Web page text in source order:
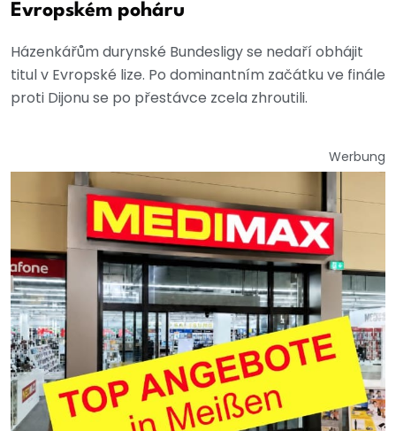
Evropském poháru
Házenkářům durynské Bundesligy se nedaří obhájit
titul v Evropské lize. Po dominantním začátku ve finále
proti Dijonu se po přestávce zcela zhroutili.
Werbung